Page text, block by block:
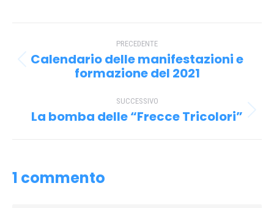
tra PRECEDENTE
Post
precedente:
Calendario delle manifestazioni e
formazione del 2021
SUCCESSIVO
Prossimo
La bomba delle “Frecce Tricolori”
1 commento